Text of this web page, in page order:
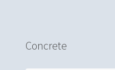
Concrete